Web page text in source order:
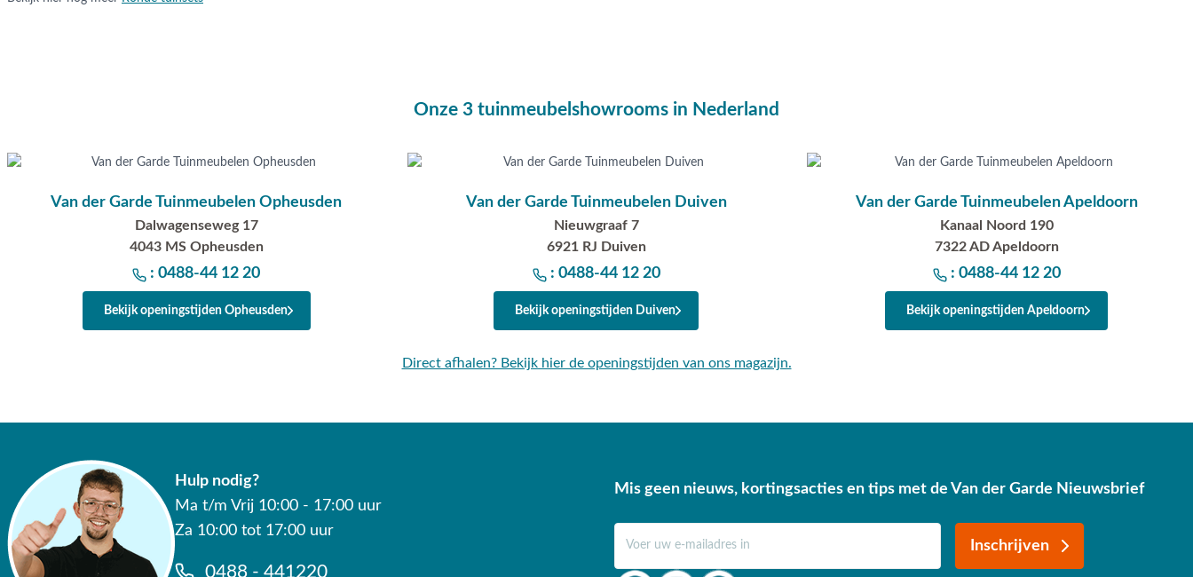
Vragen of hulp nodig?
Heb je nog vragen over de ronde tuinset met Sophie Element tuinstoelen van Hartman en
Prado tuintafel van Taste? Bel ons dan op 0488-441220, stuur een e-mail naar
ben je ook van harte welkom in één van onze showrooms in Opheusden, Duiven of
Apeldoorn. Onze specialisten voorzien je graag van een deskundig advies op maat. De koffie
✔ 9.4/10 uit 19.500+ klantbeoordelingen
✔ Gratis verzending vanaf €50,-
✔ 3 fysieke showrooms
Onze 3 tuinmeubelshowrooms in Nederland
Van der Garde Tuinmeubelen Opheusden
Dalwagenseweg 17
4043 MS Opheusden
: 0488-44 12 20
Bekijk openingstijden Opheusden
Van der Garde Tuinmeubelen Duiven
Nieuwgraaf 7
6921 RJ Duiven
: 0488-44 12 20
Bekijk openingstijden Duiven
Van der Garde Tuinmeubelen Apeldoorn
Kanaal Noord 190
7322 AD Apeldoorn
: 0488-44 12 20
Bekijk openingstijden Apeldoorn
Direct afhalen? Bekijk hier de openingstijden van ons magazijn.
Hulp nodig?
Ma t/m Vrij 10:00 - 17:00 uur
Za 10:00 tot 17:00 uur
0488 - 441220
Mis geen nieuws, kortingsacties en tips met de Van der Garde Nieuwsbrief
Inschrijven